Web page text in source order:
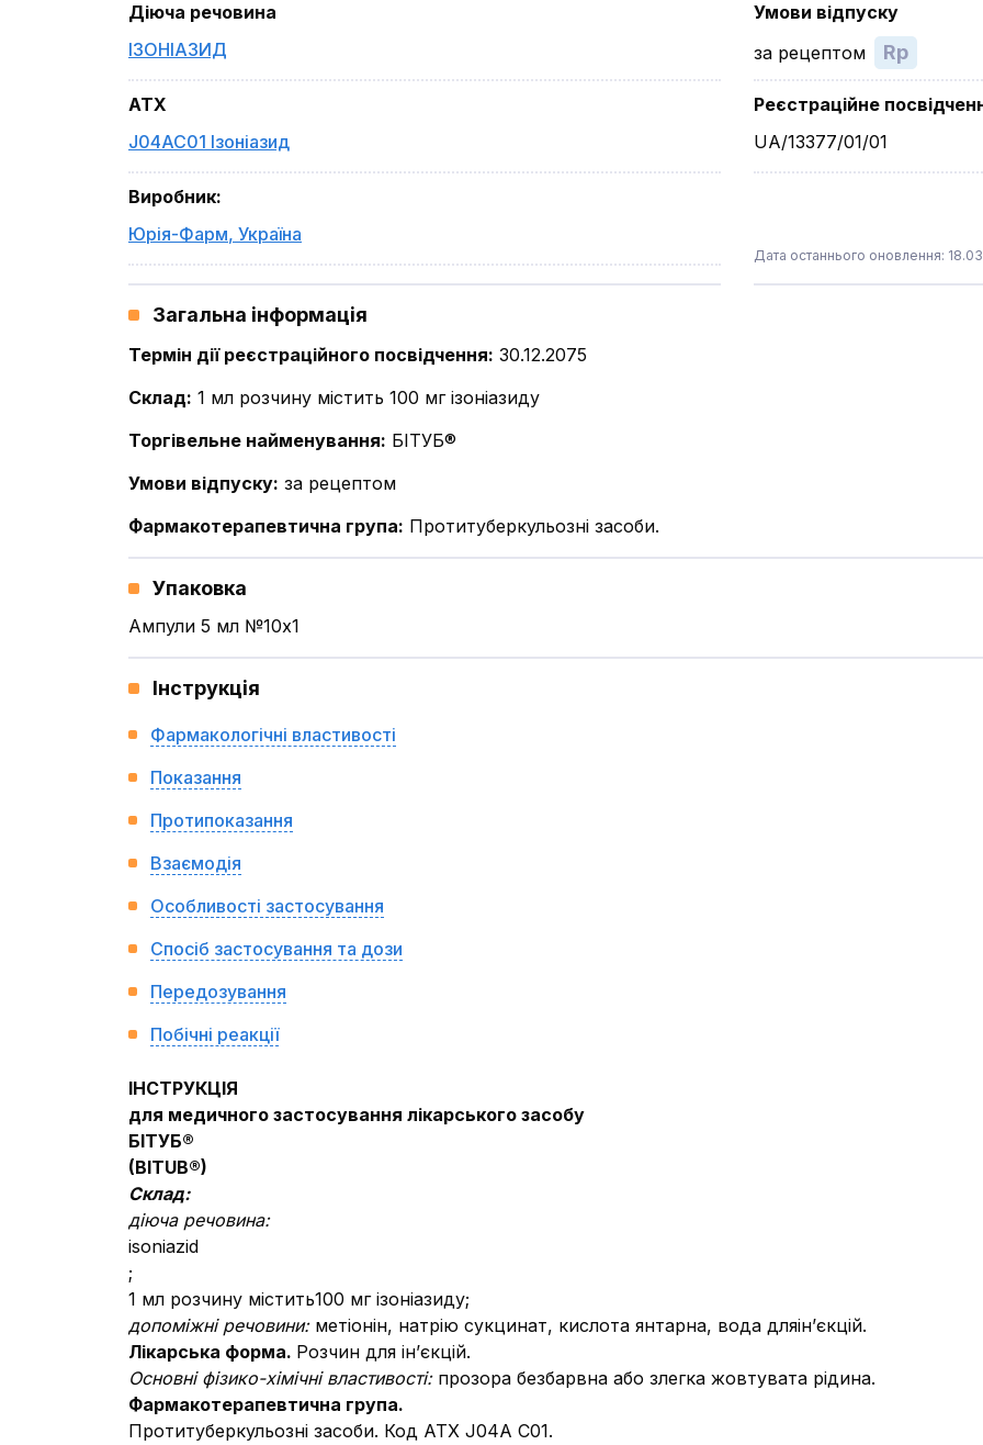
Діюча речовина
ІЗОНІАЗИД
ATX
J04AC01 Ізоніазид
Виробник:
Юрія-Фарм, Україна
Умови відпуску
за рецептом
Rp
Реєстраційне
UA/13377/01/01
Дата останнього оновлення:
Загальна інформація
Термін дії реєстраційного посвідчення: 30.12.2075
Склад: 1 мл розчину містить 100 мг ізоніазиду
Торгівельне найменування: БІТУБ®
Умови відпуску: за рецептом
Фармакотерапевтична група: Протитуберкульозні засоби.
Упаковка
Ампули 5 мл №10x1
Інструкція
Фармакологічні властивості
Показання
Протипоказання
Взаємодія
Особливості застосування
Спосіб застосування та дози
Передозування
Побічні реакції
ІНСТРУКЦІЯ
для медичного застосування лікарського засобу
БІТУБ®
(BITUB®)
Склад:
діюча речовина:
isoniazid
;
1 мл розчину містить100 мг ізоніазиду;
допоміжні речовини: метіонін, натрію сукцинат, кислота янтарна, вода дляін’єкцій.
Лікарська форма. Розчин для ін’єкцій.
Основні фізико-хімічні властивості: прозора безбарвна або злегка жовтувата рідина.
Фармакотерапевтична група.
Протитуберкульозні засоби. Код АТХ J04A C01.